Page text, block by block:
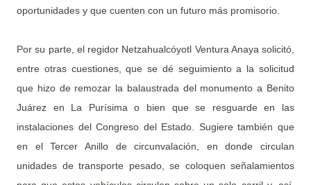
oportunidades y que cuenten con un futuro más promisorio.
Por su parte, el regidor Netzahualcóyotl Ventura Anaya solicitó,
entre otras cuestiones, que se dé seguimiento a la solicitud
que hizo de remozar la balaustrada del monumento a Benito
Juárez en La Purísima o bien que se resguarde en las
instalaciones del Congreso del Estado. Sugiere también que
en el Tercer Anillo de circunvalación, en donde circulan
unidades de transporte pesado, se coloquen señalamientos